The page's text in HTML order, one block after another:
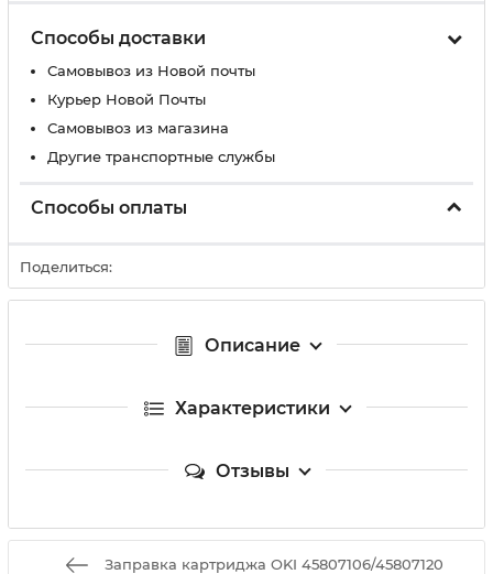
Способы доставки
Самовывоз из Новой почты
Курьер Новой Почты
Самовывоз из магазина
Другие транспортные службы
Способы оплаты
Поделиться:
Описание
Характеристики
Отзывы
Заправка картриджа OKI 45807106/45807120